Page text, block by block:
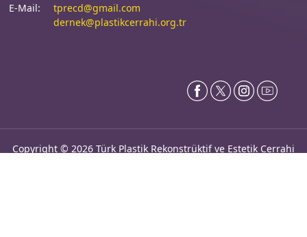
E-Mail:
tprecd@gmail.com
dernek@plastikcerrahi.org.tr
Copyright © 2026 Türk Plastik Rekonstrüktif ve Estetik Cerrahi